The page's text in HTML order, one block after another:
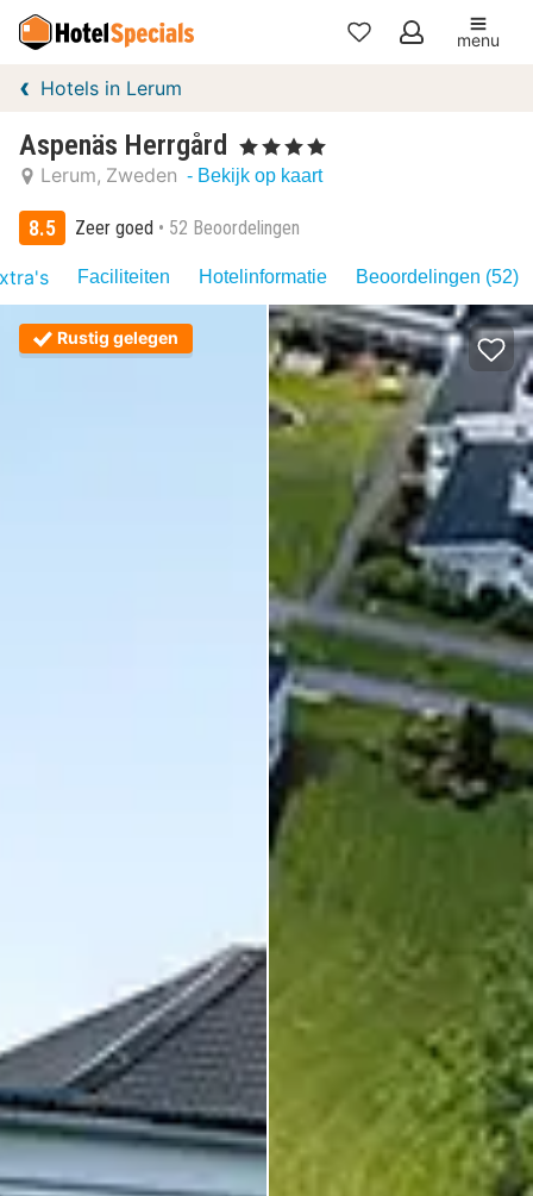
Mijn
menu
Hotels in Lerum
Aspenäs Herrgård , 4 Sterren
Lerum Zweden - Bekijk op kaart
8.5 Zeer goed 52 Beoordelingen
Faciliteiten Hotelinformatie Beoordelingen (52)
Rustig gelegen